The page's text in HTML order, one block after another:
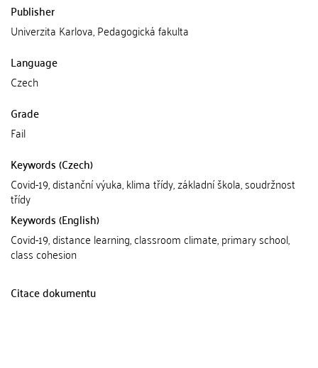
Publisher
Univerzita Karlova, Pedagogická fakulta
Language
Czech
Grade
Fail
Keywords (Czech)
Covid-19, distanční výuka, klima třídy, základní škola, soudržnost
třídy
Keywords (English)
Covid-19, distance learning, classroom climate, primary school,
class cohesion
Citace dokumentu